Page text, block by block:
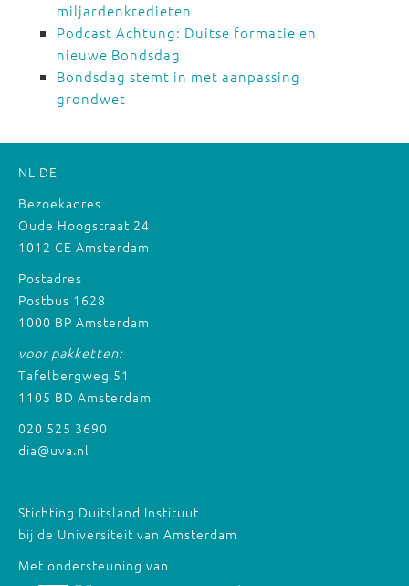
miljardenkredieten
Podcast Achtung: Duitse formatie en
nieuwe Bondsdag
Bondsdag stemt in met aanpassing
grondwet
NL DE
Bezoekadres
Oude Hoogstraat 24
1012 CE Amsterdam
Postadres
Postbus 1628
1000 BP Amsterdam
voor pakketten:
Tafelbergweg 51
1105 BD Amsterdam
020 525 3690
dia@uva.nl
Stichting Duitsland Instituut
bij de Universiteit van Amsterdam
Met ondersteuning van